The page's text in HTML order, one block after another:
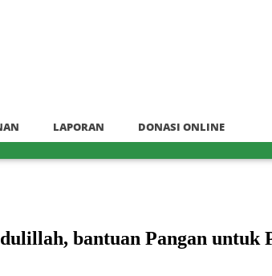
LAPORAN DONASI ONLINE
bantuan Pangan untuk